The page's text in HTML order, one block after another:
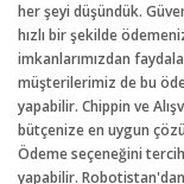
her şeyi düşündük.
hızlı bir şekilde
imkanlarımızdan
müşterilerimiz de bu
yapabilir. Chippin ve
bütçenize en uygun
Ödeme seçeneğini
yapabilir.